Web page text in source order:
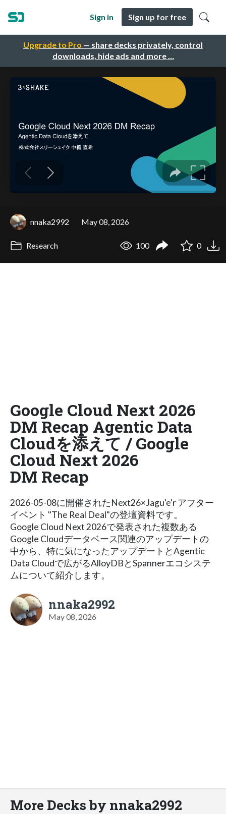
Upgrade to Pro — share decks privately, control
downloads, hide ads and more …
Sign in Sign up for free
nnaka2992 May 08, 2026
Research 100 0
Google Cloud Next 2026
DM Recap Agentic Data
Cloudを添えて / Google
Cloud Next 2026
DM Recap
2026-05-08に開催されたNext26×Jagu'e'r アフター
イベント "The Real Deal"の登壇資料です。
Google Cloud Next 2026で発表された複数ある
Google Cloudデータベース関連のアップデートの
中から、特に気になったアップデートとAgentic
Data Cloudで広がるAlloyDBとSpannerエコシステ
ムについて紹介します。
nnaka2992
May 08, 2026
More Decks by nnaka2992